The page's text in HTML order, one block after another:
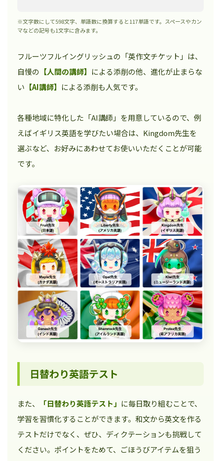
※文字数にして598文字、単語数に換算すると117単語です。スペースやカン
マなどの記号も1文字に含みます。
フルーツフルイングリッシュの「英作文チケット」は、
自慢の 【人間の講師】 による添削の他、進化が止まらな
い 【AI講師】 による添削も人気です。
各種地域に特化した「AI講師」を用意しているので、例
えばイギリス英語を学びたい場合は、Kingdom先生を
選ぶなど、お好みにあわせてお使いいただくことが可能
です。
日替わり英語テスト
また、 「日替わり英語テスト」 に毎日取り組むことで、
学習を習慣化することができます。和文から英文を作る
テストだけでなく、ぜひ、ディクテーションも挑戦して
ください。ポイントをためて、ごほうびアイテムを狙う